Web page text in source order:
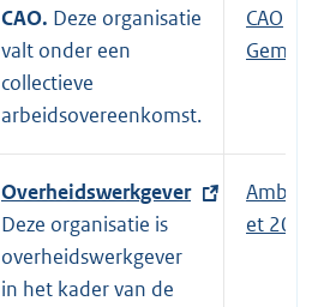
CAO. Deze organisatie
valt onder een
collectieve
arbeidsovereenkomst.
E
x
r
n
CAO
E
x
t
e
Overheidswerkgever
Deze organisatie is
overheidswerkgever
in het kader van de
et 2017